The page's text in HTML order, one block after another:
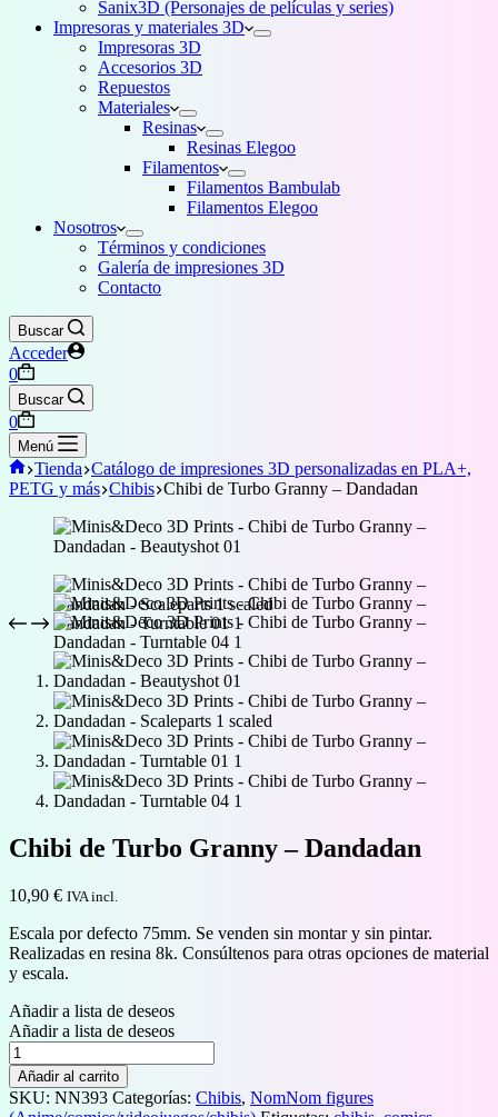
Sanix3D (Personajes de películas y series)
Impresoras y materiales 3D
Impresoras 3D
Accesorios 3D
Repuestos
Materiales
Resinas
Resinas Elegoo
Filamentos
Filamentos Bambulab
Filamentos Elegoo
Nosotros
Términos y condiciones
Galería de impresiones 3D
Contacto
Buscar
Acceder
Carro
de
compra
0
Buscar
Carro
de
compra
0
Menú
Inicio
Tienda Catálogo de impresiones 3D personalizadas en PLA+,
PETG y más Chibis Chibi de Turbo Granny – Dandadan
Chibi de Turbo Granny – Dandadan
10,90 € IVA incl.
Escala por defecto 75mm. Se venden sin montar y sin pintar.
Realizadas en resina 8k. Consúltenos para otras opciones de material
y escala.
Añadir a lista de deseos
Añadir a lista de deseos
Chibi
de
Turbo
Granny
Añadir al carrito
SKU: NN393 Categorías: Chibis, NomNom figures